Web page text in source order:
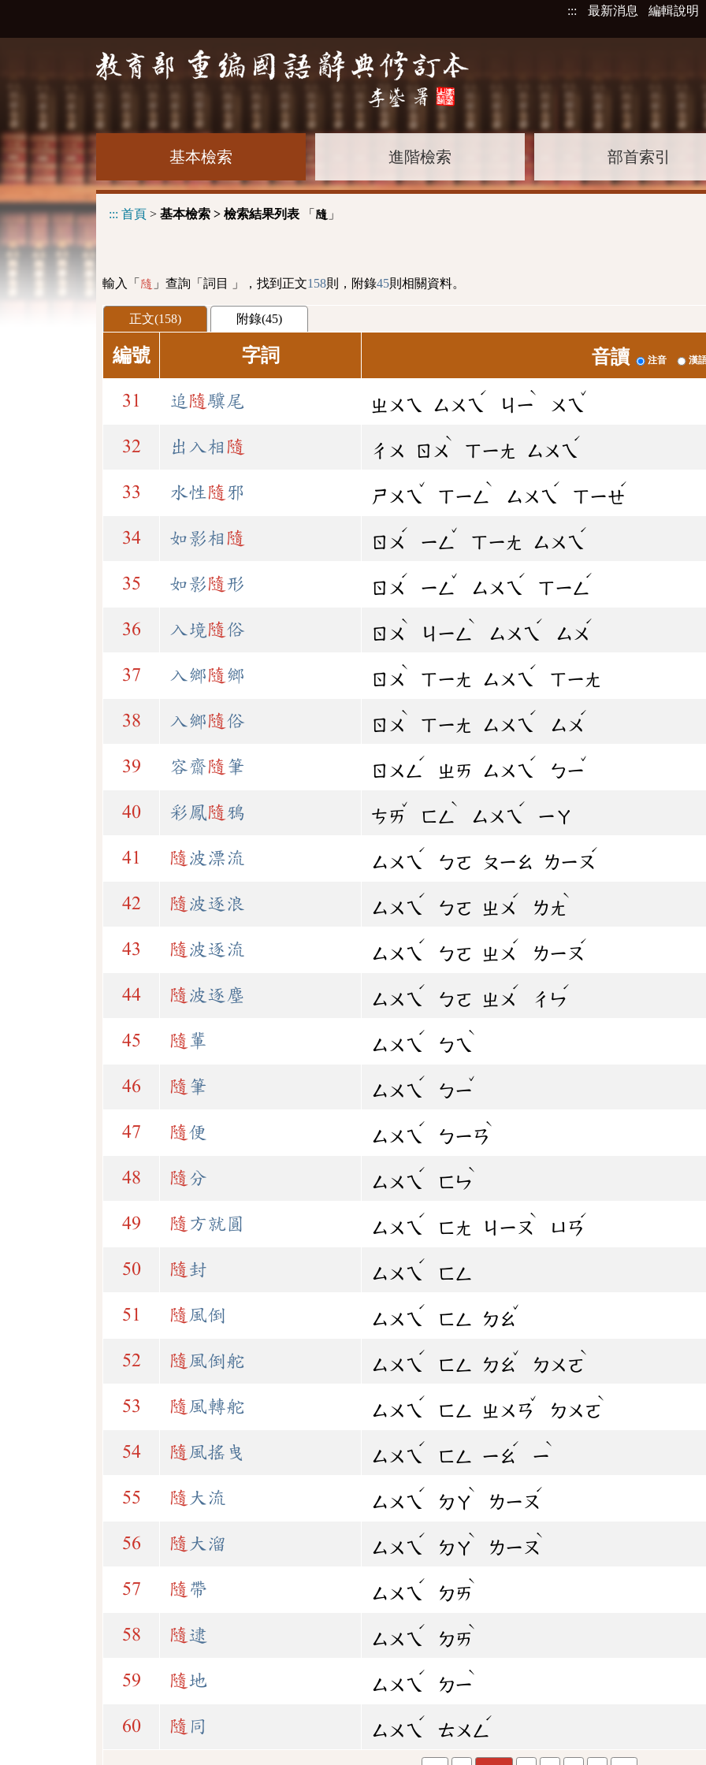
::: 最新消息 編輯說明
基本檢索 進階檢索 部首索引
::: 首頁 > 基本檢索 > 檢索結果列表 「 隨 」
輸入「 隨 」查詢「詞目 」，找到正文158則，附錄45則相關資料。
正文(158) 附錄(45)
編號 字詞 音讀 注音 漢
31 追 隨驥尾 ㄓㄨㄟ ㄙㄨㄟ
ˊ
ㄐㄧ
ˋ
ㄨㄟ
ˇ
32 出入相隨 ㄔㄨ ㄖㄨ
ˋ
ㄒㄧㄤ ㄙㄨㄟ
ˊ
33 水性隨 邪 ㄕㄨㄟ
ˇ
ㄒㄧㄥ
ˋ
ㄙㄨㄟ
ˊ
ㄒㄧㄝ
ˊ
34 如影相隨 ㄖㄨ
ˊ
ㄧㄥ
ˇ
ㄒㄧㄤ ㄙㄨㄟ
ˊ
35 如影隨形 ㄖㄨ
ˊ
ㄧㄥ
ˇ
ㄙㄨㄟ
ˊ
ㄒㄧㄥ
ˊ
36 入境隨俗 ㄖㄨ
ˋ
ㄐㄧㄥ
ˋ
ㄙㄨㄟ
ˊ
ㄙㄨ
ˊ
37 入鄉隨 鄉 ㄖㄨ
ˋ
ㄒㄧㄤ ㄙㄨㄟ
ˊ
ㄒㄧㄤ
38 入鄉隨俗 ㄖㄨ
ˋ
ㄒㄧㄤ ㄙㄨㄟ
ˊ
ㄙㄨ
ˊ
39 容齋隨 筆 ㄖㄨㄥ
ˊ
ㄓㄞ ㄙㄨㄟ
ˊ
ㄅㄧ
ˇ
40 彩鳳隨鴉 ㄘㄞ
ˇ
ㄈㄥ
ˋ
ㄙㄨㄟ
ˊ
ㄧㄚ
41 隨 波漂流 ㄙㄨㄟ
ˊ
ㄅㄛ ㄆㄧㄠ ㄌㄧㄡ
ˊ
42 隨 波逐浪 ㄙㄨㄟ
ˊ
ㄅㄛ ㄓㄨ
ˊ
ㄌㄤ
ˋ
43 隨 波逐流 ㄙㄨㄟ
ˊ
ㄅㄛ ㄓㄨ
ˊ
ㄌㄧㄡ
ˊ
44 隨 波逐塵 ㄙㄨㄟ
ˊ
ㄅㄛ ㄓㄨ
ˊ
ㄔㄣ
ˊ
45 隨 輩 ㄙㄨㄟ
ˊ
ㄅㄟ
ˋ
46 隨 筆 ㄙㄨㄟ
ˊ
ㄅㄧ
ˇ
47 隨便 ㄙㄨㄟ
ˊ
ㄅㄧㄢ
ˋ
48 隨 分 ㄙㄨㄟ
ˊ
ㄈㄣ
ˋ
49 隨 方就圓 ㄙㄨㄟ
ˊ
ㄈㄤ ㄐㄧㄡ
ˋ
ㄩㄢ
ˊ
50 隨 封 ㄙㄨㄟ
ˊ
ㄈㄥ
51 隨 風倒 ㄙㄨㄟ
ˊ
ㄈㄥ ㄉㄠ
ˇ
52 隨 風倒舵 ㄙㄨㄟ
ˊ
ㄈㄥ ㄉㄠ
ˇ
ㄉㄨㄛ
ˋ
53 隨 風轉舵 ㄙㄨㄟ
ˊ
ㄈㄥ ㄓㄨㄢ
ˇ
ㄉㄨㄛ
ˋ
54 隨 風搖曳 ㄙㄨㄟ
ˊ
ㄈㄥ ㄧㄠ
ˊ
ㄧ
ˋ
55 隨 大流 ㄙㄨㄟ
ˊ
ㄉㄚ
ˋ
ㄌㄧㄡ
ˊ
56 隨 大溜 ㄙㄨㄟ
ˊ
ㄉㄚ
ˋ
ㄌㄧㄡ
ˋ
57 隨 帶 ㄙㄨㄟ
ˊ
ㄉㄞ
ˋ
58 隨逮 ㄙㄨㄟ
ˊ
ㄉㄞ
ˋ
59 隨地 ㄙㄨㄟ
ˊ
ㄉㄧ
ˋ
60 隨 同 ㄙㄨㄟ
ˊ
ㄊㄨㄥ
ˊ